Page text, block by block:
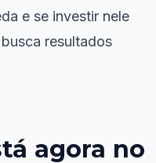
e se investir nele
resultados
agora no